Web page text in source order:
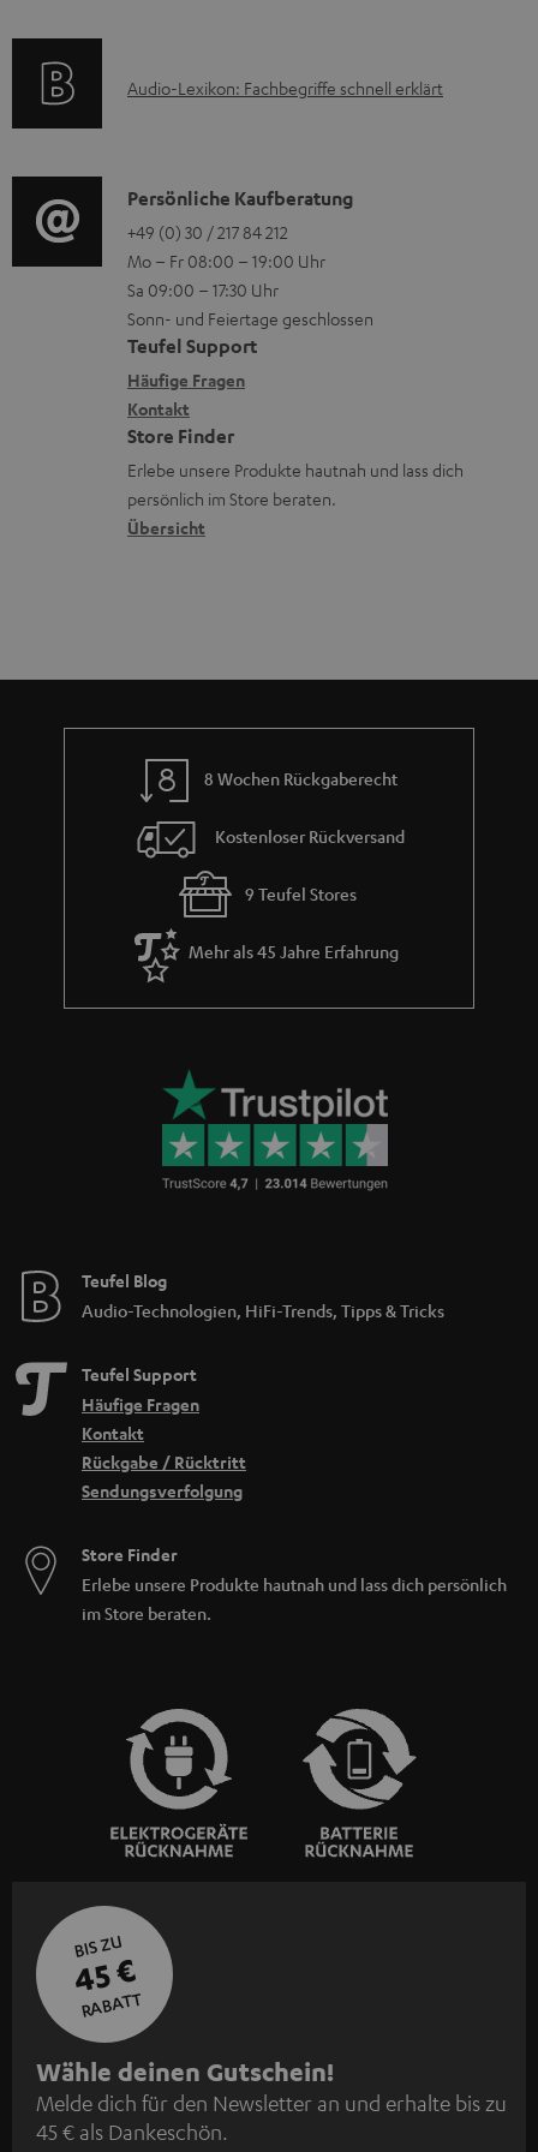
n
m
V
e
r
s
a
n
d
i
e
n
z
u
r
G
a
r
a
n
t
g
e
r
ä
t
e
R
ü
c
k
m
A
i
o
-
L
e
x
i
k
o
n
Audio-Lexikon: Fachbegriffe schnell erklärt
K
o
n
t
a
k
t
d
a
t
Persönliche Kaufberatung
+49 (0) 30 / 217 84 212
Mo – Fr 08:00 – 19:00 Uhr
Sa 09:00 – 17:30 Uhr
Sonn- und Feiertage geschlossen
Teufel Support
Häufige Fragen
Kontakt
Store Finder
Erlebe unsere Produkte hautnah und lass dich
persönlich im Store beraten.
Übersicht
8 Wochen Rückgaberecht
Kostenloser Rückversand
9 Teufel Stores
Mehr als 45 Jahre Erfahrung
Teufel Blog
Audio-Technologien, HiFi-Trends, Tipps & Tricks
Teufel Support
Häufige Fragen
Kontakt
Rückgabe / Rücktritt
Sendungsverfolgung
Store Finder
Erlebe unsere Produkte hautnah und lass dich persönlich
im Store beraten.
BIS ZU
45 €
RABATT
N
e
w
Wähle deinen Gutschein!
Melde dich für den Newsletter an und erhalte bis zu
45 € als Dankeschön.